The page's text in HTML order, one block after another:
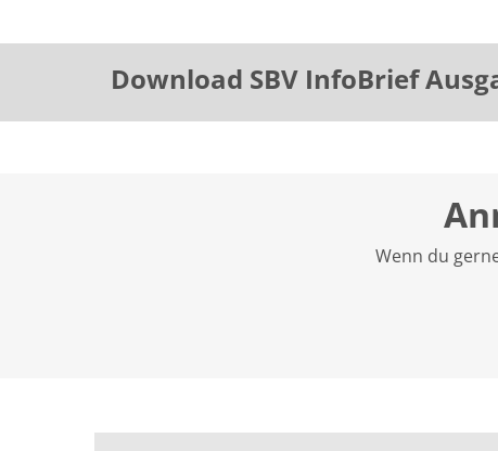
Download SBV InfoBrief
Wenn du